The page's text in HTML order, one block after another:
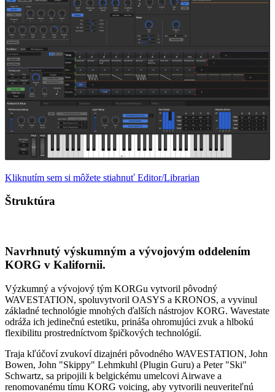
Kliknutím sem si môžete stiahnuť Editor/Librarian
Štruktúra
Navrhnutý výskumným a vývojovým oddelením
KORG v Kalifornii.
Výzkumný a vývojový tým KORGu vytvoril pôvodný
WAVESTATION, spoluvytvoril OASYS a KRONOS, a vyvinul
základné technológie mnohých ďalších nástrojov KORG. Wavestate
odráža ich jedinečnú estetiku, prináša ohromujúci zvuk a hlbokú
flexibilitu prostredníctvom špičkových technológií.
Traja kľúčoví zvukoví dizajnéri pôvodného WAVESTATION, John
Bowen, John "Skippy" Lehmkuhl (Plugin Guru) a Peter "Ski"
Schwartz, sa pripojili k belgickému umelcovi Airwave a
renomovanému tímu KORG voicing, aby vytvorili neuveriteľnú